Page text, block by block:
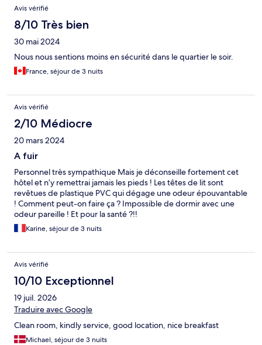
Avis vérifié
8/10 Très bien
30 mai 2024
Nous nous sentions moins en sécurité dans le quartier le soir.
France, séjour de 3 nuits
Avis vérifié
2/10 Médiocre
20 mars 2024
A fuir
Personnel très sympathique Mais je déconseille fortement cet
hôtel et n’y remettrai jamais les pieds ! Les têtes de lit sont
revêtues de plastique PVC qui dégage une odeur épouvantable
! Comment peut-on faire ça ? Impossible de dormir avec une
odeur pareille ! Et pour la santé ?!!
Karine, séjour de 3 nuits
Avis vérifié
10/10 Exceptionnel
19 juil. 2026
Traduire avec Google
Clean room, kindly service, good location, nice breakfast
Michael, séjour de 3 nuits